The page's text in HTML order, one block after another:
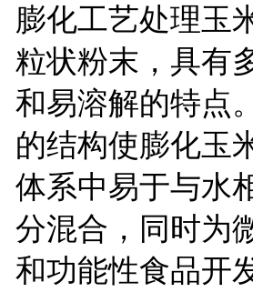
膨化工艺处理玉
粒状粉末，具有
和易溶解的特点
的结构使膨化玉
体系中易于与水
分混合，同时为
和功能性食品开